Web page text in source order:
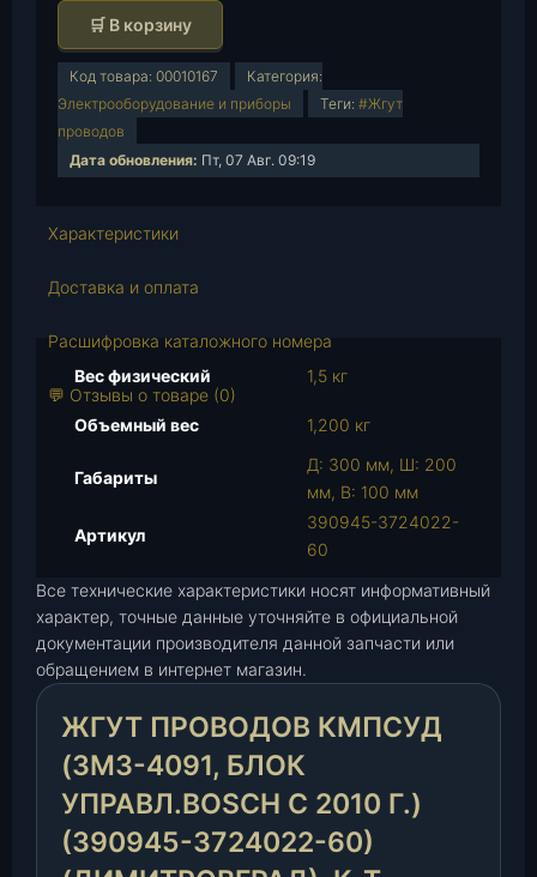
о
л
и
ч
с
в
т
в
р
р
о
в
о
о
в
К
М
П
С
🛒 В корзину
Код товара: 00010167
Категория:
Электрооборудование и приборы
Теги: #Жгут
проводов
Дата обновления: Пт, 07 Авг. 09:19
Характеристики
Доставка и оплата
Расшифровка каталожного номера
💬 Отзывы о товаре (0)
Вес физический 1,5 кг
Объемный вес 1,200 кг
Габариты
Д: 300 мм, Ш: 200
мм, В: 100 мм
Артикул
390945-3724022-
60
Все технические характеристики носят информативный
характер, точные данные уточняйте в официальной
документации производителя данной запчасти или
обращением в интернет магазин.
ЖГУТ ПРОВОДОВ КМПСУД
(ЗМЗ-4091, БЛОК
УПРАВЛ.BOSCH С 2010 Г.)
(390945-3724022-60)